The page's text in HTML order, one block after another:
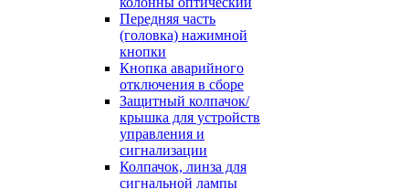
Передняя часть
(головка) нажимной
кнопки
Кнопка аварийного
отключения в сборе
Защитный колпачок/
крышка для устройств
управления и
сигнализации
Колпачок, линза для
сигнальной лампы